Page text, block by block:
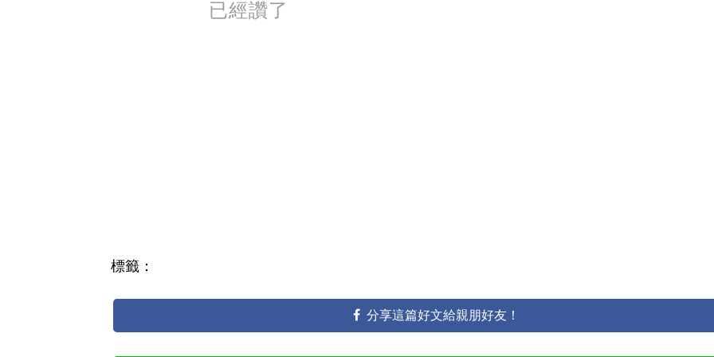
已經讚了
標籤：
分享這篇好文給親朋好友！